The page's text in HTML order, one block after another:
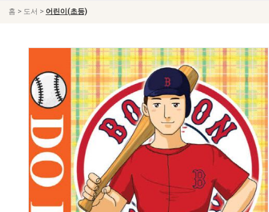
홈 > 도서 > 어린이(초등)